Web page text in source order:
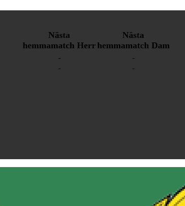
Nästa
hemmamatch Herr
-
-
Nästa
hemmamatch Dam
-
-